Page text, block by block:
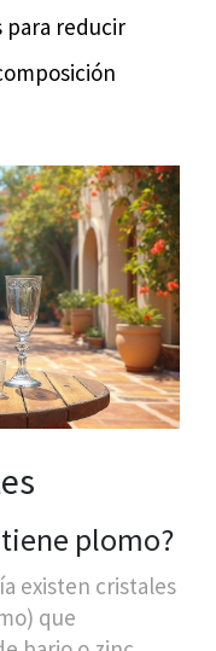
para reducir
plomo?
existen cristales
que